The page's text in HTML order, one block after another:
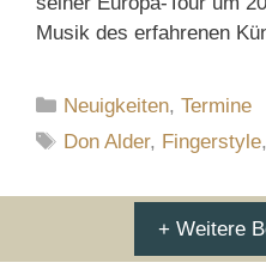
Musik des erfahrenen
Kategorien
Neuigkeiten,Termine
Schlagwörter
Don Alder, Fingerstyle,
+ Weitere